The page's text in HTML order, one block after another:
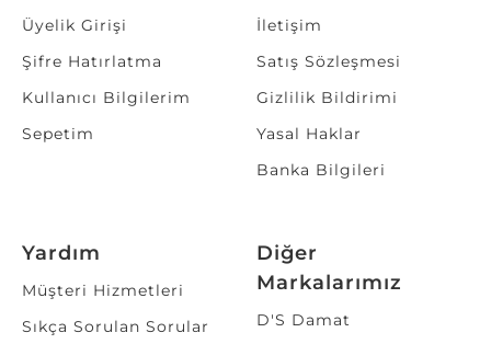
Üyelik Girişi
Şifre Hatırlatma
Kullanıcı Bilgilerim
Sepetim
İletişim
Satış Sözleşmesi
Gizlilik Bildirimi
Yasal Haklar
Banka Bilgileri
Yardım
Müşteri Hizmetleri
Sıkça Sorulan Sorular
Diğer
Markalarımız
D'S Damat